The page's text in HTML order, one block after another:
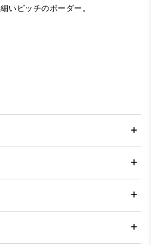
細いピッチのボーダー。